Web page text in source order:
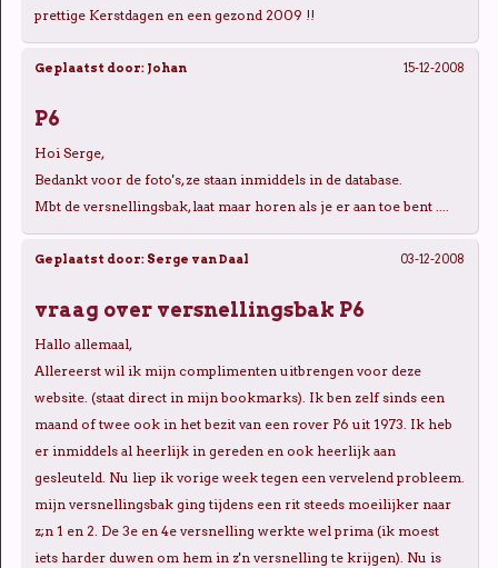
prettige Kerstdagen en een gezond 2009 !!
15-12-2008
Geplaatst door: Johan
P6
Hoi Serge,
Bedankt voor de foto's, ze staan inmiddels in de database.
Mbt de versnellingsbak, laat maar horen als je er aan toe bent ....
03-12-2008
Geplaatst door: Serge van Daal
vraag over versnellingsbak P6
Hallo allemaal,
Allereerst wil ik mijn complimenten uitbrengen voor deze
website. (staat direct in mijn bookmarks). Ik ben zelf sinds een
maand of twee ook in het bezit van een rover P6 uit 1973. Ik heb
er inmiddels al heerlijk in gereden en ook heerlijk aan
gesleuteld. Nu liep ik vorige week tegen een vervelend probleem.
mijn versnellingsbak ging tijdens een rit steeds moeilijker naar
z;n 1 en 2. De 3e en 4e versnelling werkte wel prima (ik moest
iets harder duwen om hem in z'n versnelling te krijgen). Nu is